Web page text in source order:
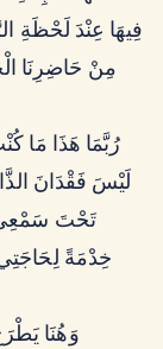
فِيهَا عِنْدَ لَحْظَةِ
مِنْ حَاضِرِنَا
رُبَّمَا هَذَا مَا
لَيْسَ فَقْدَانَ
تَحْتَ سَمْعِي
خِدْمَةً
وَهُنَا